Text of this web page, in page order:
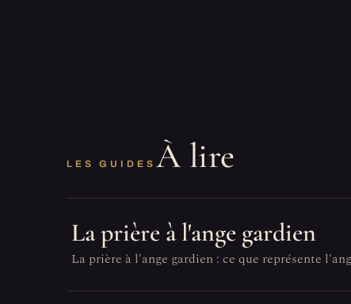
LES GUIDES À lire
La prière à l'ange gardien
La prière à l'ange gardien : ce que représente